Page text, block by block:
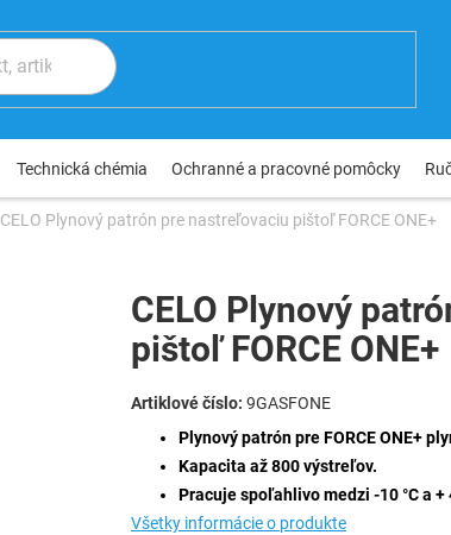
Technická chémia Ochranné a pracovné pomôcky
CELO Plynový patrón pre nastreľovaciu pištoľ FORCE ONE+
Plynový patrón pre FORCE ONE+
Kapacita až 800 výstreľov.
Pracuje spoľahlivo medzi -10 °C a +
Všetky informácie o produkte
CELO Plynový
pištoľ FORCE ONE+
9GASFONE